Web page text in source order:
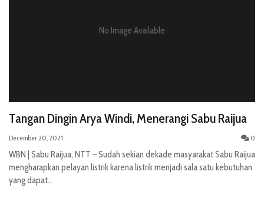
No Image Available
Tangan Dingin Arya Windi, Menerangi Sabu Raijua
December 20, 2021 0
WBN | Sabu Raijua, NTT – Sudah sekian dekade masyarakat Sabu Raijua
mengharapkan pelayan listrik karena listrik menjadi sala satu kebutuhan
yang dapat...